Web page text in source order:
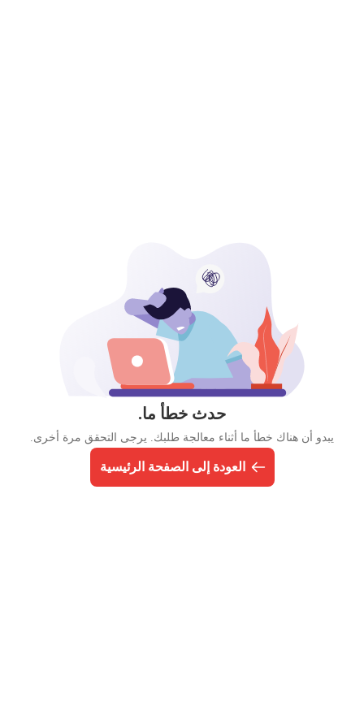
حدث خطأ ما.
يبدو أن هناك خطأ ما أثناء معالجة طلبك. يرجى التحقق مرة أخرى.
العودة إلى الصفحة الرئيسية